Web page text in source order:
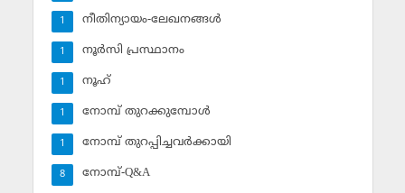
നീതിന്യായം-ലേഖനങ്ങള്‍
1
നൂര്‍സി പ്രസ്ഥാനം
1
നൂഹ്‌
1
നോമ്പ് തുറക്കുമ്പോള്‍
1
നോമ്പ് തുറപ്പിച്ചവര്‍ക്കായി
1
നോമ്പ്-Q&A
8